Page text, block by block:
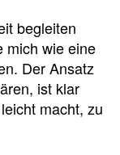
begleiten
mich wie eine
Der Ansatz
ist klar
macht, zu